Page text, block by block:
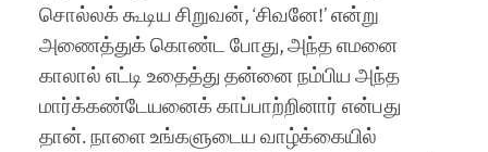
சொல்லக் கூடிய சிறுவன், ‘சிவனே!’ என்று
அணைத்துக் கொண்ட போது, அந்த எமனை
காலால் எட்டி உதைத்து தன்னை நம்பிய அந்த
மார்க்கண்டேயனைக் காப்பாற்றினார் என்பது
தான். நாளை உங்களுடைய வாழ்க்கையில்